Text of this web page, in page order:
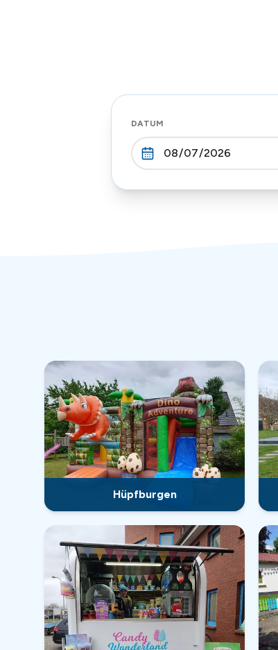
DATUM
Hüpfburgen